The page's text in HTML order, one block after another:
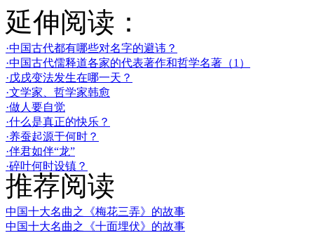
延伸阅读：
·中国古代都有哪些对名字的避讳？
·中国古代儒释道各家的代表著作和哲学名著（1）
·戊戌变法发生在哪一天？
·文学家、哲学家韩愈
·做人要自觉
·什么是真正的快乐？
·养蚕起源于何时？
·伴君如伴“龙”
·碎叶何时设镇？
推荐阅读
中国十大名曲之《梅花三弄》的故事
中国十大名曲之《十面埋伏》的故事